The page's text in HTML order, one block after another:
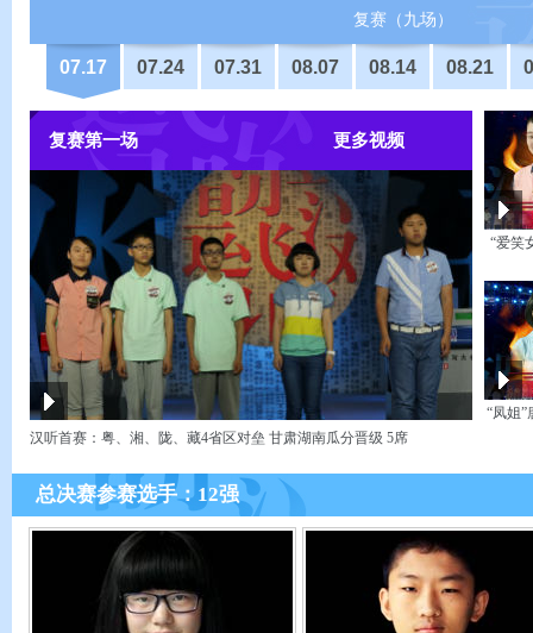
复赛（九场）
07.17 07.24 07.31 08.07 08.14 08.21
复赛第一场 更多视频
汉听首赛：粤、湘、陇、藏4省区对垒 甘肃湖南瓜分晋级 5席
“爱笑
“凤姐”
总决赛参赛选手：12强